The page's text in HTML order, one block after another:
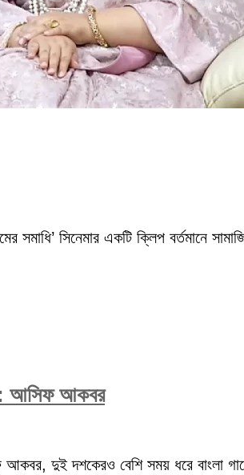
সিনেমার একটি ক্লিপ বর্তমানে
আসিফ আকবর
আকবর, দুই দশকেরও বেশি সময় ধরে বাংলা